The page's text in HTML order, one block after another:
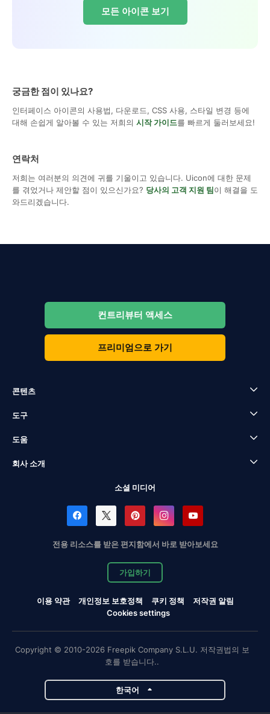
모든 아이콘 보기
궁금한 점이 있나요?
인터페이스 아이콘의 사용법, 다운로드, CSS 사용, 스타일 변경 등에
대해 손쉽게 알아볼 수 있는 저희의 시작 가이드를 빠르게 둘러보세요!
연락처
저희는 여러분의 의견에 귀를 기울이고 있습니다. Uicon에 대한 문제
를 겪었거나 제안할 점이 있으신가요? 당사의 고객 지원 팀이 해결을 도
와드리겠습니다.
컨트리뷰터 액세스
프리미엄으로 가기
콘텐츠
도구
도움
회사 소개
소셜 미디어
전용 리소스를 받은 편지함에서 바로 받아보세요
가입하기
이용 약관 개인정보 보호정책 쿠키 정책
저작권 알림
Cookies settings
Copyright © 2010-2026 Freepik Company S.L.U. 저작권법의 보
호를 받습니다..
한국어